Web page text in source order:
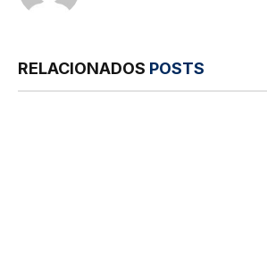
RELACIONADOS POSTS